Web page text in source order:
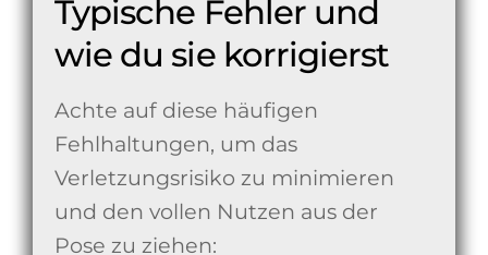
Typische Fehler und
wie du sie korrigierst
Achte auf diese häufigen
Fehlhaltungen, um das
Verletzungsrisiko zu minimieren
und den vollen Nutzen aus der
Pose zu ziehen: